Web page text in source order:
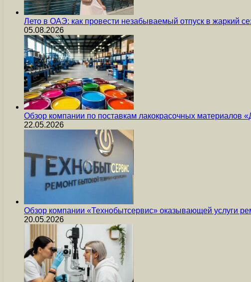
Лето в ОАЭ: как провести незабываемый отпуск в жаркий
05.08.2026
Обзор компании по поставкам лакокрасочных материалов
22.05.2026
Обзор компании «Технобытсервис» оказывающей услуги
20.05.2026